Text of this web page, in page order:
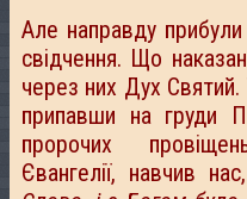
Але направду прибули
свідчення. Що
через них Дух
припавши на груди
пророчих
Євангелії, навчив